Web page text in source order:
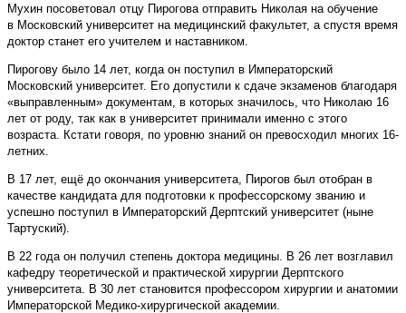
Мухин посоветовал отцу Пирогова отправить Николая на обучение
в Московский университет на медицинский факультет, а спустя время
доктор станет его учителем и наставником.
Пирогову было 14 лет, когда он поступил в Императорский
Московский университет. Его допустили к сдаче экзаменов благодаря
«выправленным» документам, в которых значилось, что Николаю 16
лет от роду, так как в университет принимали именно с этого
возраста. Кстати говоря, по уровню знаний он превосходил многих 16-
летних.
В 17 лет, ещё до окончания университета, Пирогов был отобран в
качестве кандидата для подготовки к профессорскому званию и
успешно поступил в Императорский Дерптский университет (ныне
Тартуский).
В 22 года он получил степень доктора медицины. В 26 лет возглавил
кафедру теоретической и практической хирургии Дерптского
университета. В 30 лет становится профессором хирургии и анатомии
Императорской Медико-хирургической академии.